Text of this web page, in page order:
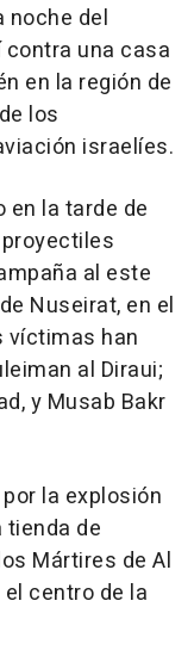
noche del
una casa
en la región de
los
israelíes.
la tarde de
al este
Nuseirat, en el
víctimas han
al Diraui;
y Musab Bakr
la explosión
de
Mártires de Al
centro de la